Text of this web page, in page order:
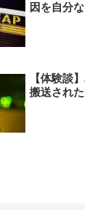
因を自分
【体験談
搬送され